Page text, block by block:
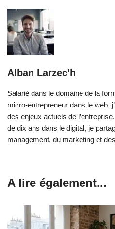
Alban Larzec'h
Salarié dans le domaine de la
micro-entrepreneur dans le web,
des enjeux actuels de
de dix ans dans le digital, je
management, du marketing et
A lire également...